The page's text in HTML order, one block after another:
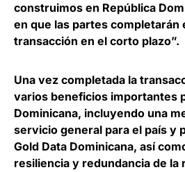
construimos en República
en que las partes completarán
transacción en el corto plazo”.
Una vez completada la
varios beneficios importantes
Dominicana, incluyendo una
servicio general para el país y
Gold Data Dominicana, así
resiliencia y redundancia de la